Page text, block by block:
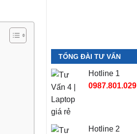
TỔNG ĐÀI TƯ VẤN
Hotline 1
0987.801.029
Hotline 2